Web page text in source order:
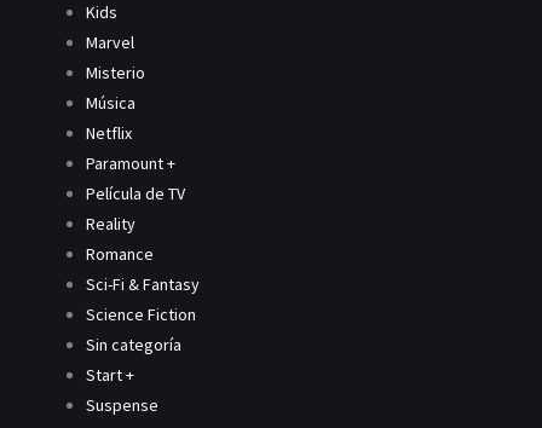
Kids
Marvel
Misterio
Música
Netflix
Paramount +
Película de TV
Reality
Romance
Sci-Fi & Fantasy
Science Fiction
Sin categoría
Start +
Suspense